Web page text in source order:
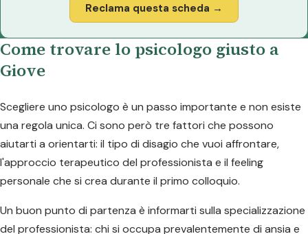
Reclama questa scheda →
Come trovare lo psicologo giusto a
Giove
Scegliere uno psicologo è un passo importante e non esiste
una regola unica. Ci sono però tre fattori che possono
aiutarti a orientarti: il tipo di disagio che vuoi affrontare,
l'approccio terapeutico del professionista e il feeling
personale che si crea durante il primo colloquio.
Un buon punto di partenza è informarti sulla specializzazione
del professionista: chi si occupa prevalentemente di ansia e